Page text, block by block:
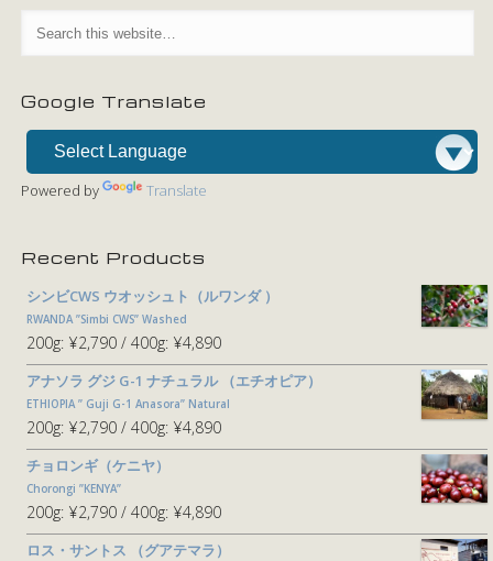
Google Translate
Powered by Translate
Recent Products
シンビCWS ウオッシュト（ルワンダ ）
RWANDA ”Simbi CWS” Washed
200g: ¥2,790 400g: ¥4,890
アナソラ グジ G-1 ナチュラル （エチオピア）
ETHIOPIA ” Guji G-1 Anasora” Natural
200g: ¥2,790 400g: ¥4,890
チョロンギ（ケニヤ）
Chorongi ”KENYA”
200g: ¥2,790 400g: ¥4,890
ロス・サントス （グアテマラ）